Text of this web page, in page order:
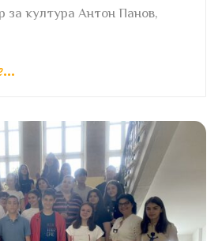
за култура Антон Панов,